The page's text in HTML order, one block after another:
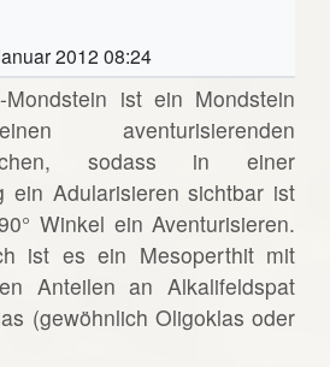
2012 08:24
Mondstein ist ein Mondstein
aventurisierenden
sodass in einer
ein Adularisieren sichtbar ist
Winkel ein Aventurisieren.
ist es ein Mesoperthit mit
Anteilen an Alkalifeldspat
(gewöhnlich Oligoklas oder